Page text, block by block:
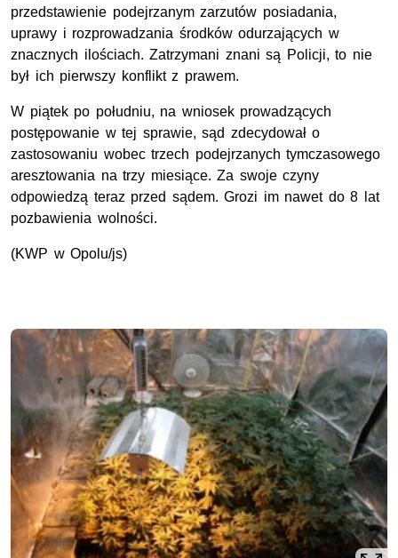
przedstawienie podejrzanym zarzutów posiadania,
uprawy i rozprowadzania środków odurzających w
znacznych ilościach. Zatrzymani znani są Policji, to nie
był ich pierwszy konflikt z prawem.
W piątek po południu, na wniosek prowadzących
postępowanie w tej sprawie, sąd zdecydował o
zastosowaniu wobec trzech podejrzanych tymczasowego
aresztowania na trzy miesiące. Za swoje czyny
odpowiedzą teraz przed sądem. Grozi im nawet do 8 lat
pozbawienia wolności.
(KWP w Opolu/js)